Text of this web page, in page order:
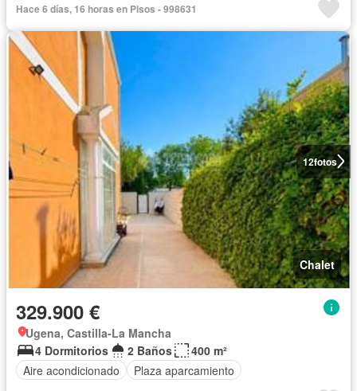
Hace 6 días, 16 horas en Pisos - 998631
12fotos
Chalet
329.900 €
Ugena, Castilla-La Mancha
4 Dormitorios
2 Baños
400 m²
Aire acondicionado
Plaza aparcamiento